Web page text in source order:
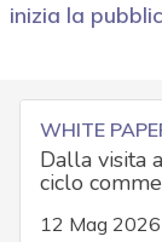
inizia la
WHITE
Dalla visita
ciclo
12 Mag 2026